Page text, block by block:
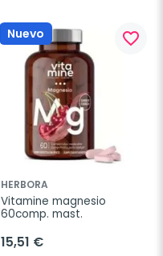
Nuevo favorite_border
HERBORA
Vitamine magnesio
60comp. mast.
15,51 €